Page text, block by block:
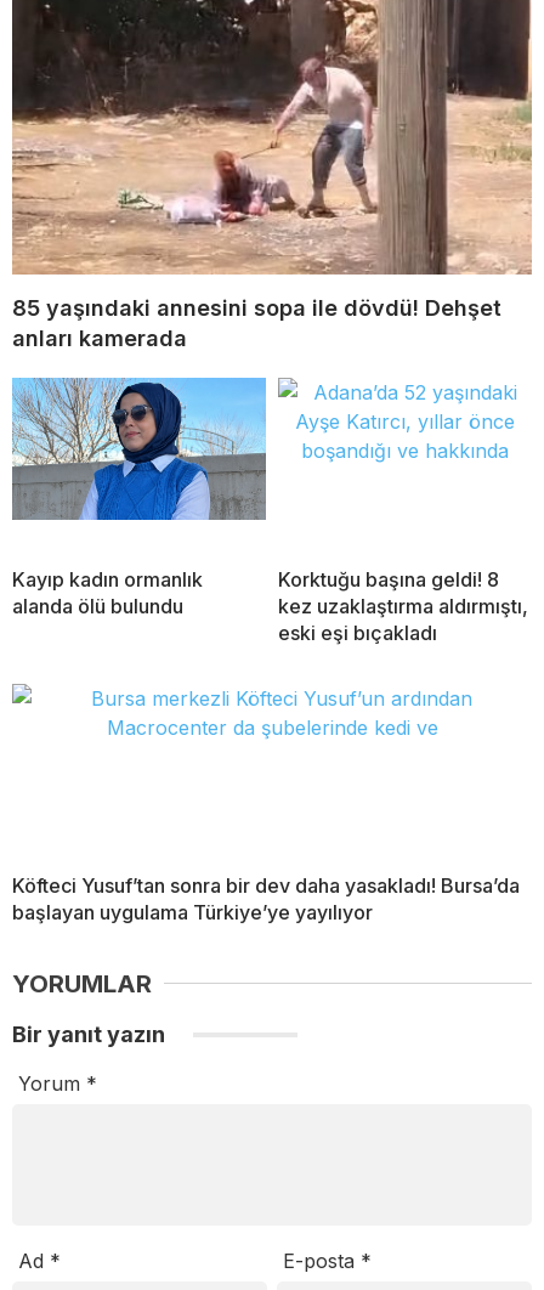
85 yaşındaki annesini sopa ile dövdü! Dehşet
anları kamerada
Kayıp kadın ormanlık
alanda ölü bulundu
Korktuğu başına geldi! 8
kez uzaklaştırma aldırmıştı,
eski eşi bıçakladı
Köfteci Yusuf’tan sonra bir dev daha yasakladı! Bursa’da
başlayan uygulama Türkiye’ye yayılıyor
YORUMLAR
Bir yanıt yazın
Yorum *
Ad * E-posta *